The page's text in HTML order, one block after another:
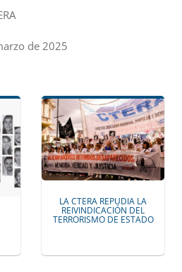
de 2025
LA CTERA REPUDIA LA
REIVINDICACIÓN DEL
TERRORISMO DE ESTADO